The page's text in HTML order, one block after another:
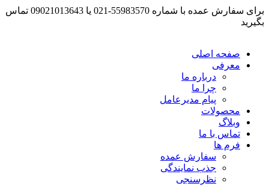
برای سفارش عمده با شماره 55983570-021 یا 09021013643 تماس
بگیرید
صفحه اصلی
معرفی
درباره ما
چرا ما
پیام مدیرعامل
محصولات
وبلاگ
تماس با ما
فرم ها
سفارش عمده
جذب نمایندگی
نظرسنجی